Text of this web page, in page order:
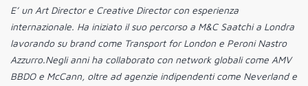
E’ un Art Director e Creative Director con esperienza
internazionale. Ha iniziato il suo percorso a M&C Saatchi a Londra
lavorando su brand come Transport for London e Peroni Nastro
Azzurro.Negli anni ha collaborato con network globali come AMV
BBDO e McCann, oltre ad agenzie indipendenti come Neverland e